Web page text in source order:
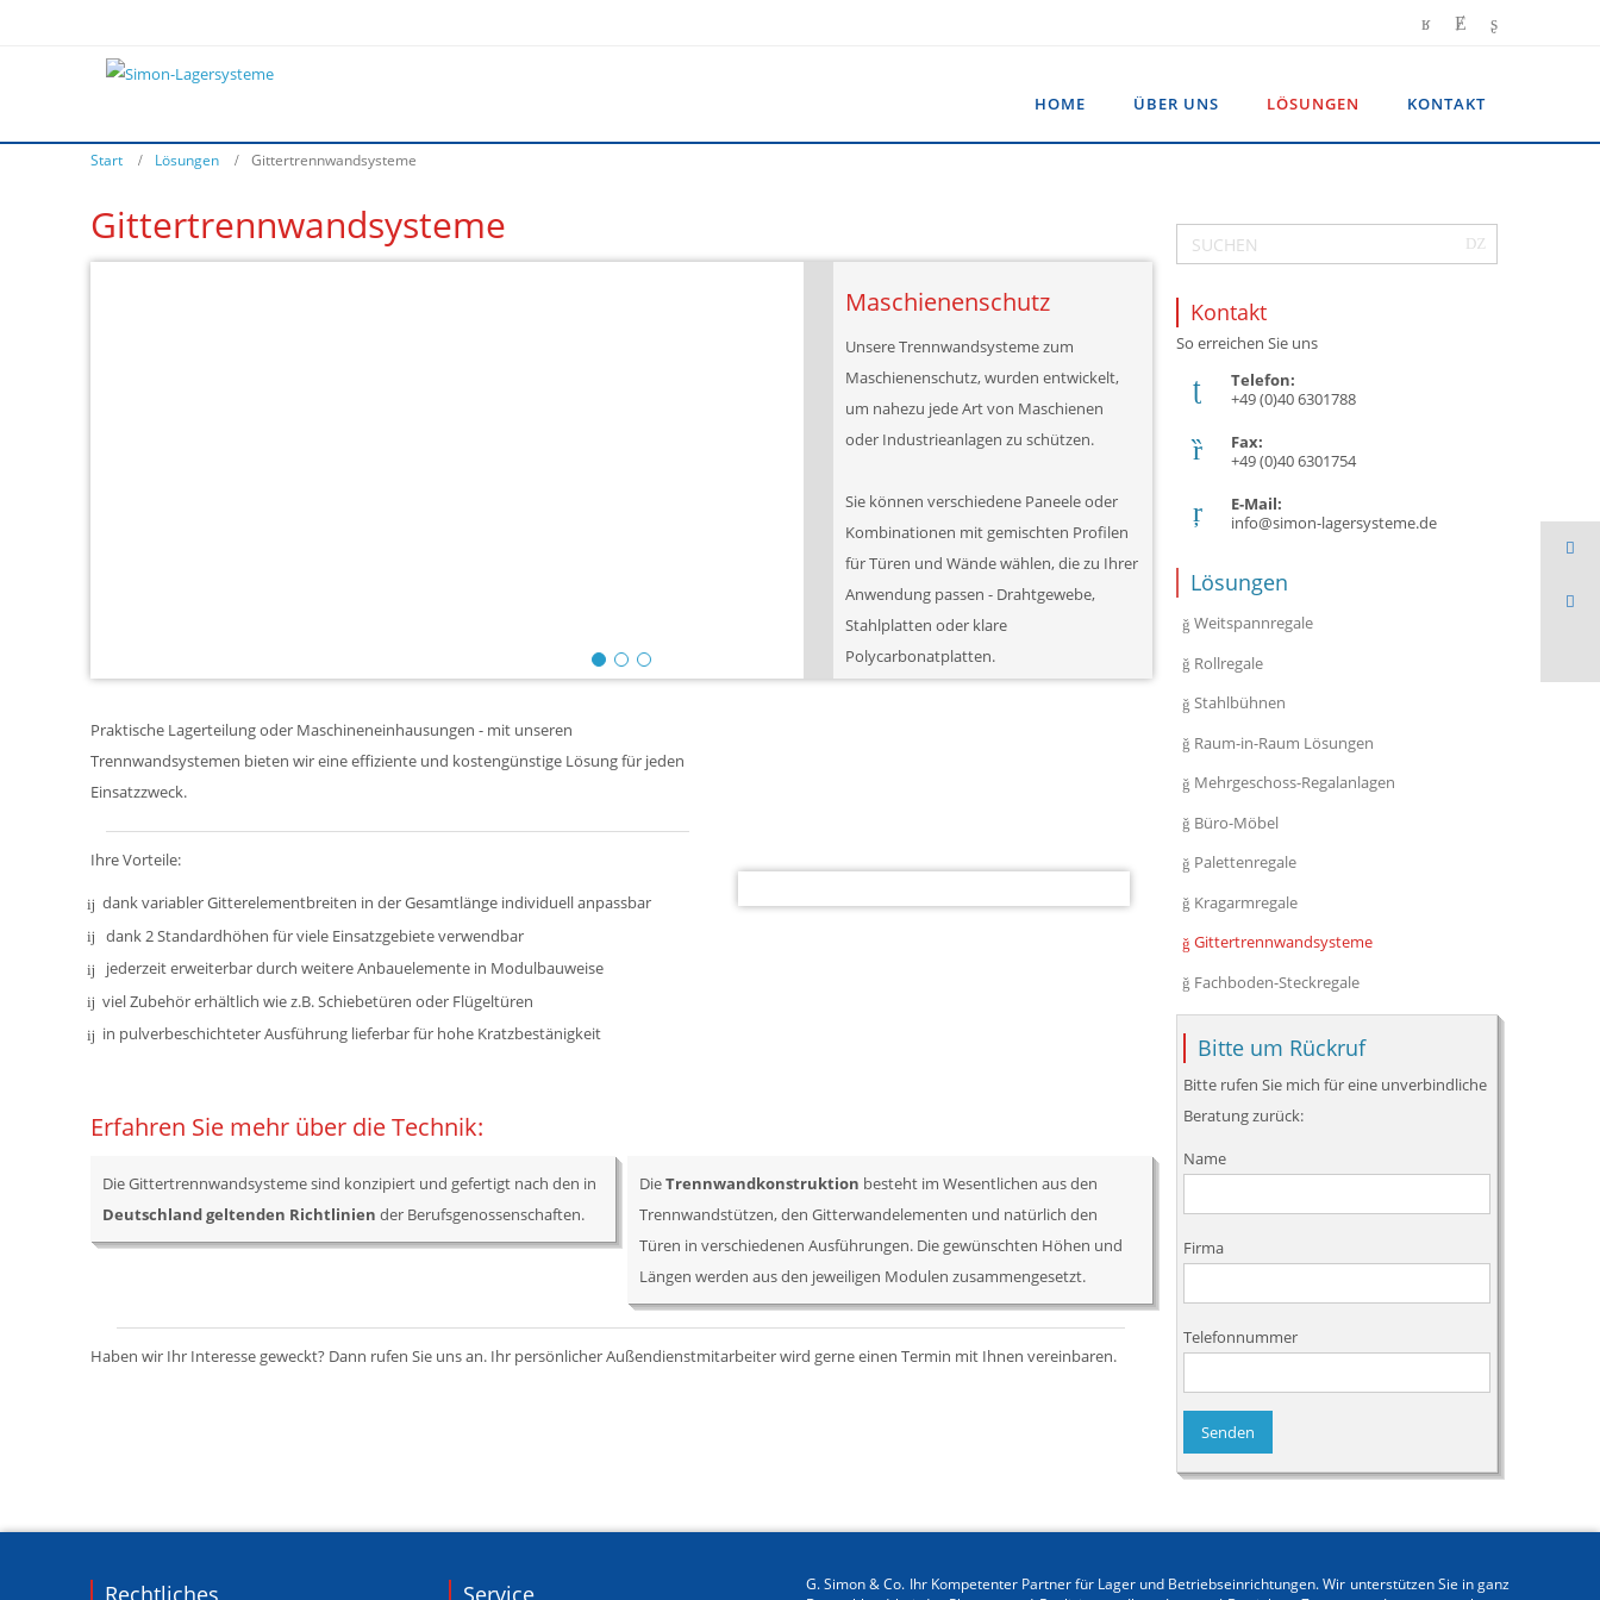
HOME ÜBER UNS LÖSUNGEN KONTAKT
Start Lösungen Gittertrennwandsysteme
Gittertrennwandsysteme
Maschienenschutz
Unsere Trennwandsysteme zum
Maschienenschutz, wurden entwickelt,
um nahezu jede Art von Maschienen
oder Industrieanlagen zu schützen.
Sie können verschiedene Paneele oder
Kombinationen mit gemischten Profilen
für Türen und Wände wählen, die zu Ihrer
Anwendung passen - Drahtgewebe,
Stahlplatten oder klare
Polycarbonatplatten.
Praktische Lagerteilung oder Maschineneinhausungen - mit unseren
Trennwandsystemen bieten wir eine effiziente und kostengünstige Lösung für jeden
Einsatzzweck.
Ihre Vorteile:
dank variabler Gitterelementbreiten in der Gesamtlänge individuell anpassbar
dank 2 Standardhöhen für viele Einsatzgebiete verwendbar
jederzeit erweiterbar durch weitere Anbauelemente in Modulbauweise
viel Zubehör erhältlich wie z.B. Schiebetüren oder Flügeltüren
in pulverbeschichteter Ausführung lieferbar für hohe Kratzbestänigkeit
Erfahren Sie mehr über die Technik:
Die Gittertrennwandsysteme sind konzipiert und gefertigt nach den in
Deutschland geltenden Richtlinien der Berufsgenossenschaften.
DieTrennwandkonstruktion besteht im Wesentlichen aus den
Trennwandstützen, den Gitterwandelementen und natürlich den
Türen in verschiedenen Ausführungen. Die gewünschten Höhen und
Längen werden aus den jeweiligen Modulen zusammengesetzt.
Haben wir Ihr Interesse geweckt? Dann rufen Sie uns an. Ihr persönlicher Außendienstmitarbeiter wird gerne einen Termin mit Ihnen vereinbaren.
Kontakt
So erreichen Sie uns
Telefon:
+49 (0)40 6301788
Fax:
+49 (0)40 6301754
E-Mail:
info@simon-lagersysteme.de
Lösungen
Weitspannregale
Rollregale
Stahlbühnen
Raum-in-Raum Lösungen
Mehrgeschoss-Regalanlagen
Büro-Möbel
Palettenregale
Kragarmregale
Gittertrennwandsysteme
Fachboden-Steckregale
Bitte um Rückruf
Bitte rufen Sie mich für eine unverbindliche
Beratung zurück:
Name
Firma
Telefonnummer
G. Simon & Co. Ihr Kompetenter Partner für Lager und Betriebseinrichtungen. Wir unterstützen Sie in ganz